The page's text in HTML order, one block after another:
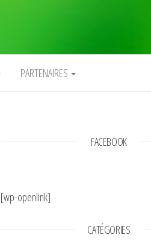
PARTENAIRES
FACEBOOK
[wp-openlink]
CATÉGORIES